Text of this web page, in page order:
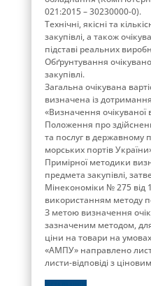
021:2015 – 30230000-0).
Технічні, якісні та
закупівлі, а також
підставі реальних
Обґрунтування
закупівлі.
Загальна очікувана
визначена із
«Визначення очікуваної
Положення про
та послуг в державному
морських портів
Примірної методики
предмета закупівлі,
Мінекономіки № 275 від
використанням методу
З метою визначення
зазначеним методом,
ціни на товари на умовах
«АМПУ» направлено
листи-відповіді з